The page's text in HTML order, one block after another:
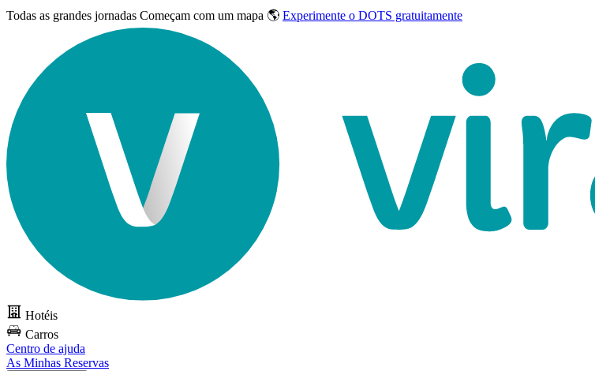
Todas as grandes jornadas Começam com um mapa 🌎 Experimente o DOTS gratuitamente
Hotéis
Carros
Centro de ajuda
As Minhas Reservas